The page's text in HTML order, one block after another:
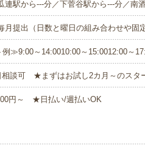
駅から---分／下菅谷駅から---分／南
提出（日数と曜日の組み合わせや固定
≫9:00～14:0010:00～15:0012:00～
相談可 ★まずはお試し2カ月～のスタ
円～ ★日払い/週払いOK